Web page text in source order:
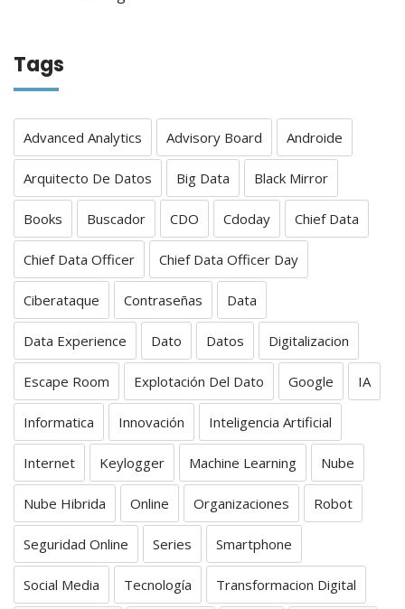
Tags
Advanced Analytics Advisory Board Androide
Arquitecto De Datos Big Data Black Mirror
Books Buscador CDO Cdoday Chief Data
Chief Data Officer Chief Data Officer Day
Ciberataque Contraseñas Data
Data Experience Dato Datos Digitalizacion
Escape Room Explotación Del Dato Google IA
Informatica Innovación Inteligencia Artificial
Internet Keylogger Machine Learning Nube
Nube Hibrida Online Organizaciones Robot
Seguridad Online Series Smartphone
Social Media Tecnología Transformacion Digital